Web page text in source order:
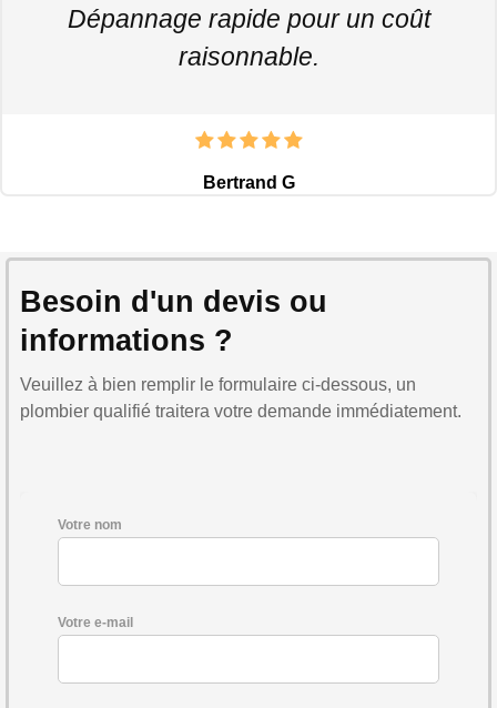
Dépannage rapide pour un coût
raisonnable.
Bertrand G
Besoin d'un devis ou
informations ?
Veuillez à bien remplir le formulaire ci-dessous, un
plombier qualifié traitera votre demande immédiatement.
Votre nom
Votre e-mail